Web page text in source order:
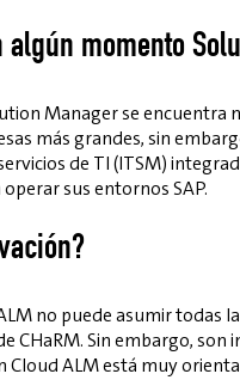
algún momento
Manager se
más grandes, sin
de TI (ITSM)
sus entornos SAP.
no puede asumir
CHaRM. Sin embargo,
ALM está muy